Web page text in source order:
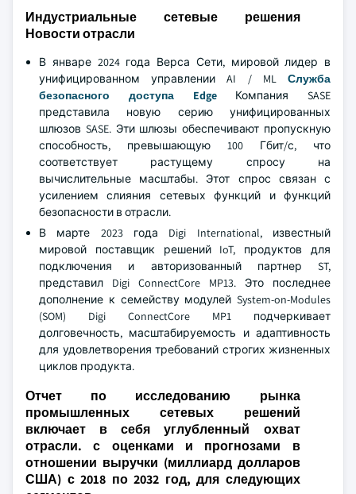
Индустриальные сетевые решения
Новости отрасли
В январе 2024 года Верса Сети, мировой лидер в
унифицированном управлении AI / ML Служба
безопасного доступа EdgeКомпания SASE
представила новую серию унифицированных
шлюзов SASE. Эти шлюзы обеспечивают пропускную
способность, превышающую 100 Гбит/с, что
соответствует растущему спросу на
вычислительные масштабы. Этот спрос связан с
усилением слияния сетевых функций и функций
безопасности в отрасли.
В марте 2023 года Digi International, известный
мировой поставщик решений IoT, продуктов для
подключения и авторизованный партнер ST,
представил Digi ConnectCore MP13. Это последнее
дополнение к семейству модулей System-on-Modules
(SOM) Digi ConnectCore MP1 подчеркивает
долговечность, масштабируемость и адаптивность
для удовлетворения требований строгих жизненных
циклов продукта.
Отчет по исследованию рынка
промышленных сетевых решений
включает в себя углубленный охват
отрасли. с оценками и прогнозами в
отношении выручки (миллиард долларов
США) с 2018 по 2032 год, для следующих